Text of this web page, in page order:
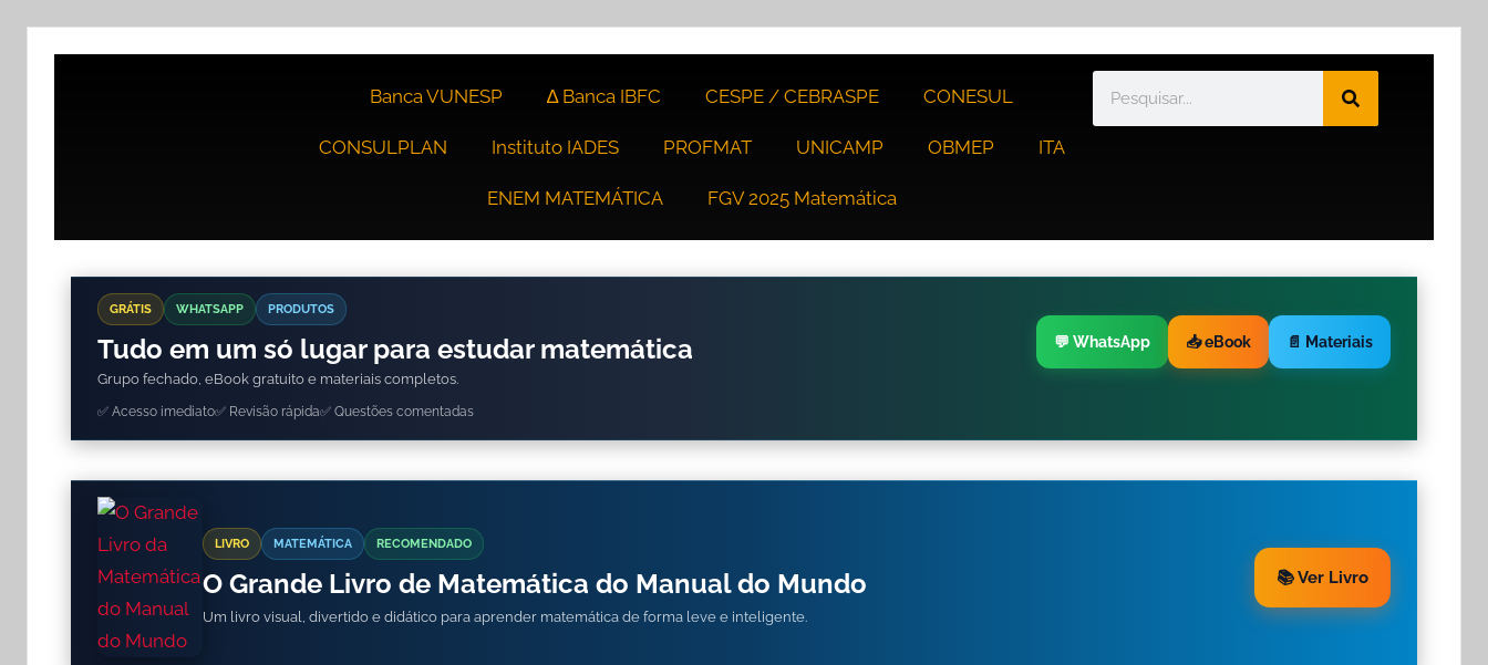
Banca VUNESP ∆ Banca IBFC CESPE / CEBRASPE CONESUL
CONSULPLAN Instituto IADES PROFMAT UNICAMP OBMEP ITA
ENEM MATEMÁTICA FGV 2025 Matemática
GRÁTIS WHATSAPP PRODUTOS
Tudo em um só lugar para estudar matemática
Grupo fechado, eBook gratuito e materiais completos.
💬 WhatsApp 📥 eBook 📄 Materiais
✅ Acesso imediato✅ Revisão rápida✅ Questões comentadas
LIVRO MATEMÁTICA RECOMENDADO
O Grande Livro de Matemática do Manual do Mundo
Um livro visual, divertido e didático para aprender matemática de forma leve e inteligente.
📚 Ver Livro